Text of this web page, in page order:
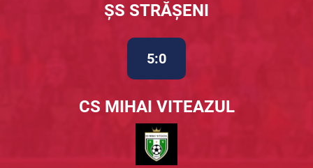
ȘS STRĂȘENI
5:0
CS MIHAI VITEAZUL